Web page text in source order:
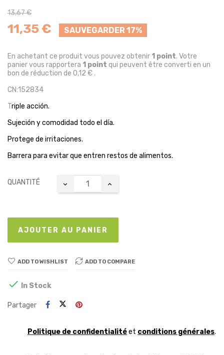
13,67 €
11,35 € SAUVEGARDER 17%
En achetant ce produit vous pouvez obtenir 1 point. Votre
panier vous rapportera 1 point qui peuvent être converti en un
bon de réduction de 0,12 €.
CN:152834
Triple acción.
Sujeción y comodidad todo el día.
Protege de irritaciones.
Barrera para evitar que entren restos de alimentos.
QUANTITÉ
AJOUTER AU PANIER
ADD TO WISHLIST ADD TO COMPARE
 In Stock
Partager
Politique de confidentialitéet conditions générales.